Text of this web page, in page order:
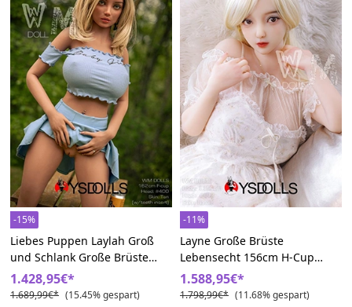
-15%
Liebes Puppen Laylah Groß
und Schlank Große Brüste
Schwarz Sex Dolls
1.428,95€*
1.689,99€* (15.45% gespart)
-11%
Layne Große Brüste
Lebensecht 156cm H-Cup
443# WM Liebespuppe
1.588,95€*
1.798,99€* (11.68% gespart)